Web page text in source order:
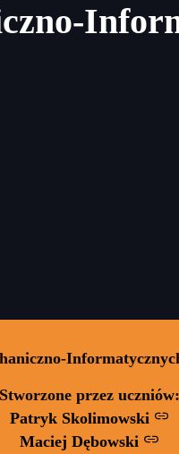
Stworzone przez uczniów:
Patryk Skolimowski
Maciej Dębowski